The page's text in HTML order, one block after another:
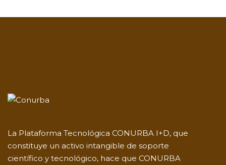
La Plataforma Tecnológica CONURBA I+D, que
constituye un activo intangible de soporte
científico y tecnológico, hace que CONURBA